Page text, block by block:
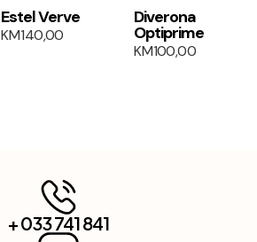
Estel Verve
KM140,00
Diverona
Optiprime
KM100,00
+ 033 741 841